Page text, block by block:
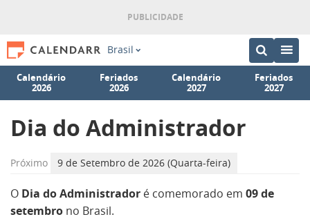
Brasil
Calendário
2026
Feriados
2026
Calendário
2027
Feriados
2027
Dia do Administrador
Próximo 9 de Setembro de 2026 (Quarta-feira)
O Dia do Administrador é comemorado em 09 de
setembro no Brasil.